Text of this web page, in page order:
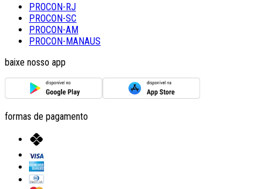
PROCON-RJ
PROCON-SC
PROCON-AM
PROCON-MANAUS
baixe nosso app
formas de pagamento